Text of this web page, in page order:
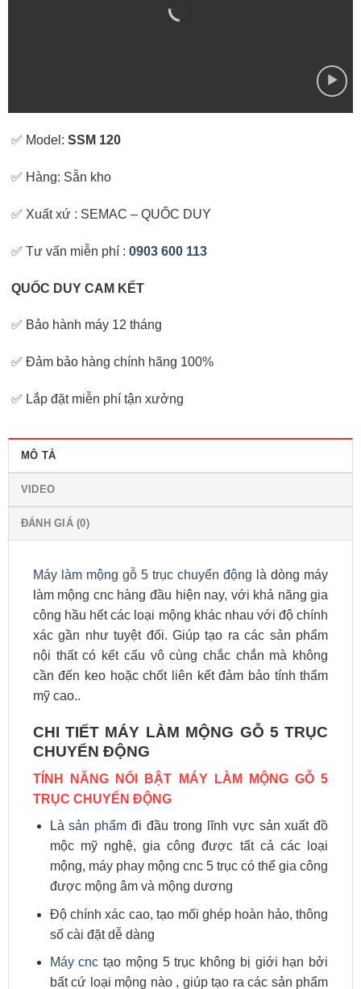
✅ Model:SSM 120
✅ Hàng: Sẵn kho
✅ Xuất xứ : SEMAC – QUỐC DUY
✅ Tư vấn miễn phí :0903 600 113
QUỐC DUY CAM KẾT
✅ Bảo hành máy 12 tháng
✅ Đảm bảo hàng chính hãng 100%
✅ Lắp đặt miễn phí tận xưởng
MÔ TẢ
VIDEO
ĐÁNH GIÁ (0)
Máy làm mộng gỗ 5 trục chuyển động là dòng máy
làm mộng cnc hàng đầu hiện nay, với khả năng gia
công hầu hết các loại mộng khác nhau với độ chính
xác gần như tuyệt đối. Giúp tạo ra các sản phẩm
nội thất có kết cấu vô cùng chắc chắn mà không
cần đến keo hoặc chốt liên kết đảm bảo tính thẩm
mỹ cao..
CHI TIẾT MÁY LÀM MỘNG GỖ 5 TRỤC
CHUYỂN ĐỘNG
TÍNH NĂNG NỔI BẬT MÁY LÀM MỘNG GỖ 5
TRỤC CHUYỂN ĐỘNG
Làsản phẩm đi đầu trong lĩnh vực sản xuất đồ
mộc mỹ nghệ, gia công được tất cả các loại
mộng, máy phay mộng cnc 5 trục có thể gia công
được mộng âm và mộng dương
Độ chính xác cao, tạo mối ghép hoàn hảo, thông
số cài đặt dễ dàng
Máy cnc tạo mộng 5 trục không bị giới hạn bởi
bất cứ loại mộng nào , giúp tạo ra các sản phẩm